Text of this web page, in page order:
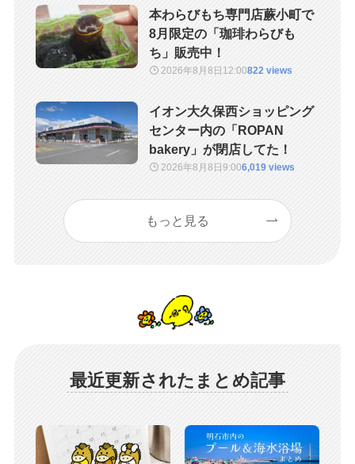
本わらびもち専門店蕨小町で
8月限定の「珈琲わらびも
ち」販売中！
2026年8月8日 12:00822 views
イオン大久保西ショッピング
センター内の「ROPAN
bakery」が閉店してた！
2026年8月8日 9:006,019 views
もっと見る
最近更新されたまとめ記事